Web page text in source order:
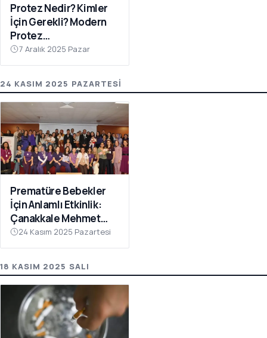
Protez Nedir? Kimler
İçin Gerekli? Modern
Protez
Teknolojilerinde Son
Gelişmeler
7 Aralık 2025 Pazar
24 KASIM 2025 PAZARTESI
Prematüre Bebekler
İçin Anlamlı Etkinlik:
Çanakkale Mehmet
Akif Ersoy Devlet
Hastanesinde
24 Kasım 2025 Pazartesi
18 KASIM 2025 SALI